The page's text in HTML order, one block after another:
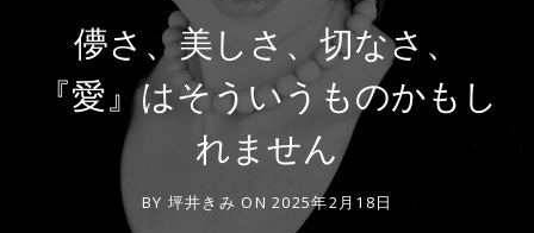
儚さ、美しさ、切なさ、
『愛』はそういうものかもし
れません
BY 坪井きみ ON 2025年2月18日